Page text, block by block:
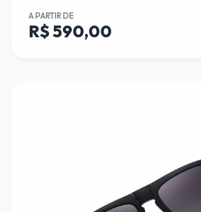
A PARTIR DE
R$ 590,00